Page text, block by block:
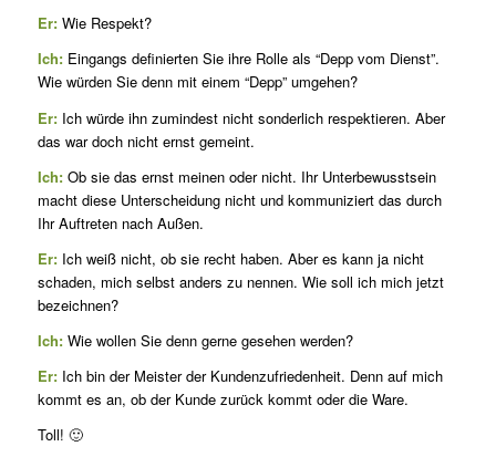
Er:Wie Respekt?
Ich:Eingangs definierten Sie ihre Rolle als “Depp vom Dienst”.
Wie würden Sie denn mit einem “Depp” umgehen?
Er:Ich würde ihn zumindest nicht sonderlich respektieren. Aber
das war doch nicht ernst gemeint.
Ich:Ob sie das ernst meinen oder nicht. Ihr Unterbewusstsein
macht diese Unterscheidung nicht und kommuniziert das durch
Ihr Auftreten nach Außen.
Er:Ich weiß nicht, ob sie recht haben. Aber es kann ja nicht
schaden, mich selbst anders zu nennen. Wie soll ich mich jetzt
bezeichnen?
Ich:Wie wollen Sie denn gerne gesehen werden?
Er:Ich bin der Meister der Kundenzufriedenheit. Denn auf mich
kommt es an, ob der Kunde zurück kommt oder die Ware.
Toll! 🙂